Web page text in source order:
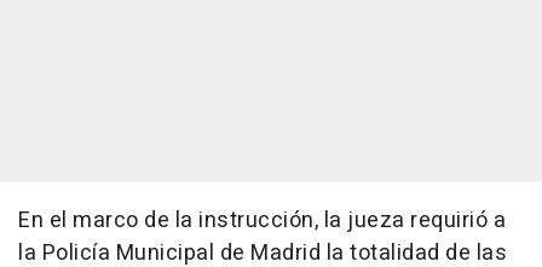
En el marco de la instrucción, la jueza requirió a
la Policía Municipal de Madrid la totalidad de las